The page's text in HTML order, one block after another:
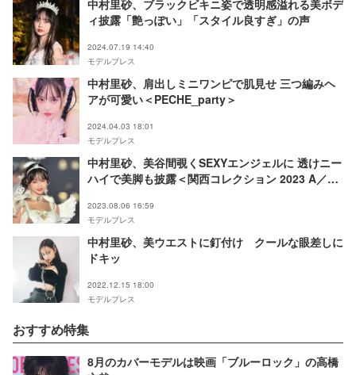
中村里砂、ブラックビキニ姿で透明感溢れる美ボデ
ィ披露「艶っぽい」「スタイル良すぎ」の声
2024.07.19 14:40
モデルプレス
中村里砂、肩出しミニワンピで肌見せ 三つ編みヘ
アが可愛い＜PECHE_party＞
2024.04.03 18:01
モデルプレス
中村里砂、美谷間覗くSEXYエンジェルに 透けニー
ハイで美脚も披露＜関西コレクション 2023 A／W
2023.08.06 16:59
モデルプレス
中村里砂、美ウエストに釘付け クールな眼差しに
ドキッ
2022.12.15 18:00
モデルプレス
おすすめ特集
8月のカバーモデルは映画「ブルーロック」の高橋